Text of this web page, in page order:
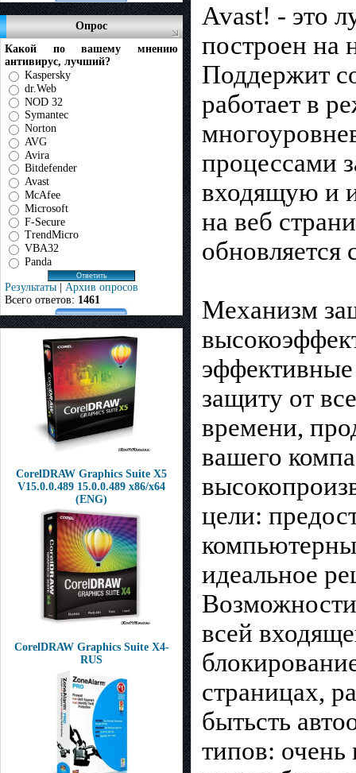
Опрос
Какой по вашему мнению
антивирус, лучший?
Kaspersky
dr.Web
NOD 32
Symantec
Norton
AVG
Avira
Bitdefender
Avast
McAfee
Microsoft
F-Secure
TrendMicro
VBA32
Panda
Результаты | Архив опросов
Всего ответов: 1461
CorelDRAW Graphics Suite X5
V15.0.0.489 15.0.0.489 x86/x64
(ENG)
CorelDRAW Graphics Suite X4-
RUS
Avast! - это
построен на
Поддержит
работает в
процессами
входящую и
на веб
обновляется
Механизм
защиту от
времени,
вашего
цели:
идеальное
всей
страницах,
бытьсть
типов: